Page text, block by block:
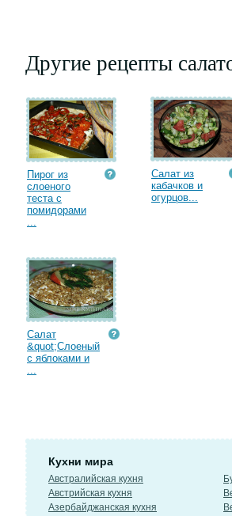
Другие рецепты
Пирог из
слоеного
теста с
помидорами
...
Салат из
кабачков и
огурцов...
Салат
&quot;Слоеный
с яблоками и
...
Кухни мира
Австралийская кухня
Австрийская кухня
Азербайджанская кухня